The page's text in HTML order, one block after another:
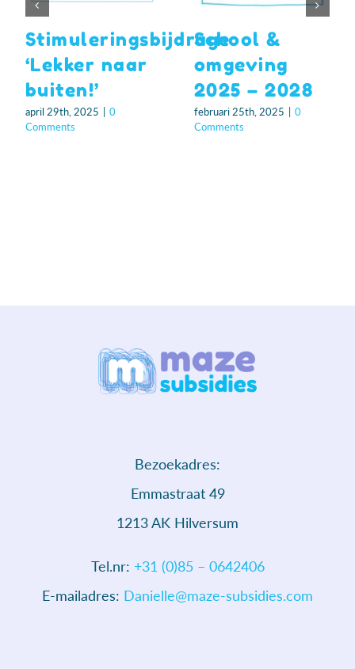
Stimuleringsbijdrage
‘Lekker naar
buiten!’
april 29th, 2025
0
Comments
School &
omgeving
2025 – 2028
februari 25th, 2025
0
Comments
Bezoekadres:
Emmastraat 49
1213 AK Hilversum
Tel.nr: +31 (0)85 – 0642406
E-mailadres: Danielle@maze-subsidies.com